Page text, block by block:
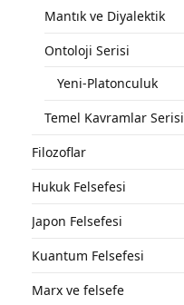
Mantık ve Diyalektik
Ontoloji Serisi
Yeni-Platonculuk
Temel Kavramlar Serisi
Filozoflar
Hukuk Felsefesi
Japon Felsefesi
Kuantum Felsefesi
Marx ve felsefe